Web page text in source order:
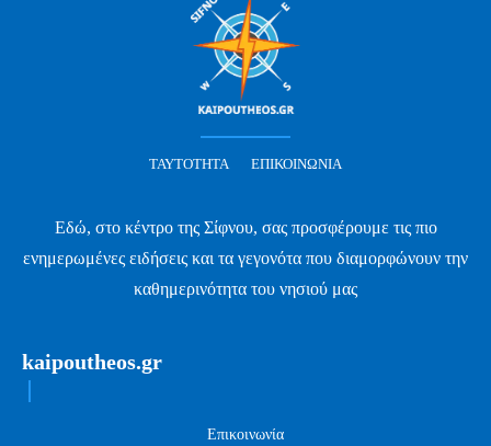
ΤΑΥΤΌΤΗΤΑ ΕΠΙΚΟΙΝΩΝΊΑ
Εδώ, στο κέντρο της Σίφνου, σας προσφέρουμε τις πιο
ενημερωμένες ειδήσεις και τα γεγονότα που διαμορφώνουν την
καθημερινότητα του νησιού μας
kaipoutheos.gr
Επικοινωνία